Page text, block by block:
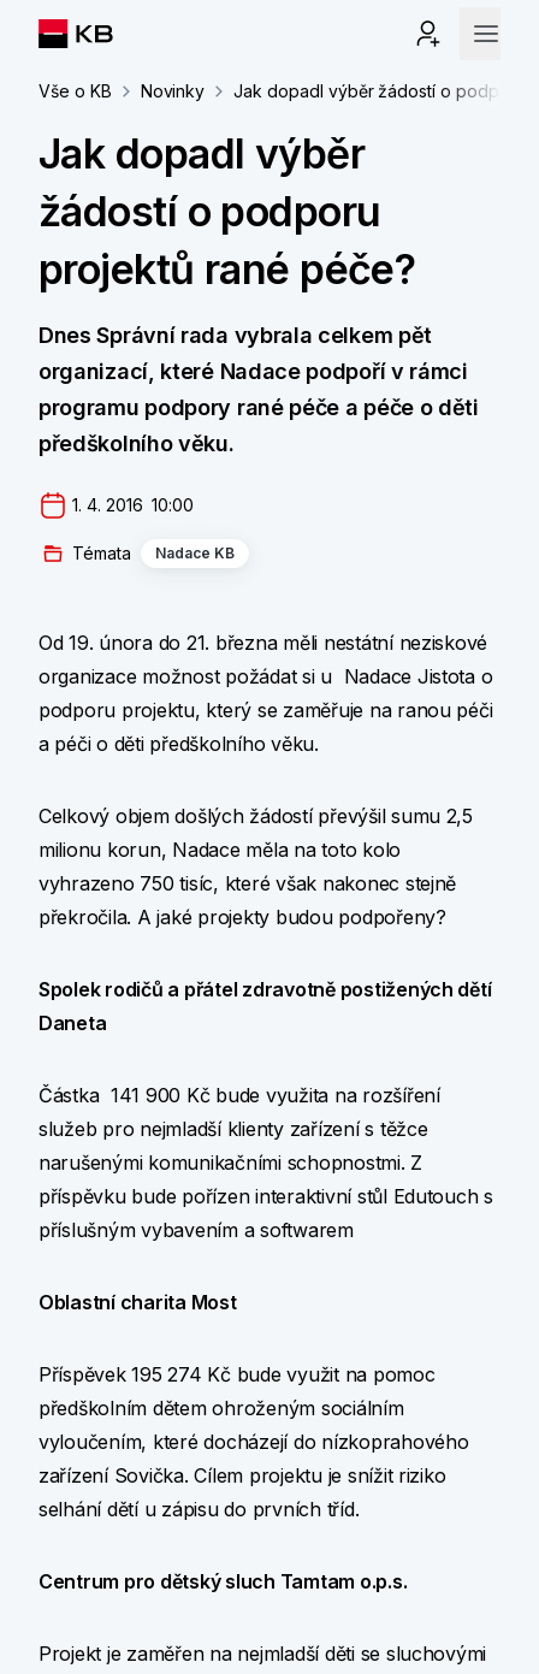
Vše o KB Novinky Jak dopadl výběr žádostí o podporu
Jak dopadl výběr
žádostí o podporu
projektů rané péče?
Dnes Správní rada vybrala celkem pět
organizací, které Nadace podpoří v rámci
programu podpory rané péče a péče o děti
předškolního věku.
1. 4. 2016  10:00
Témata Nadace KB
Od 19. února do 21. března měli nestátní neziskové
organizace možnost požádat si u Nadace Jistota o
podporu projektu, který se zaměřuje na ranou péči
a péči o děti předškolního věku.
Celkový objem došlých žádostí převýšil sumu 2,5
milionu korun, Nadace měla na toto kolo
vyhrazeno 750 tisíc, které však nakonec stejně
překročila. A jaké projekty budou podpořeny?
Spolek rodičů a přátel zdravotně postižených dětí
Daneta
Částka 141 900 Kč bude využita na rozšíření
služeb pro nejmladší klienty zařízení s těžce
narušenými komunikačními schopnostmi. Z
příspěvku bude pořízen interaktivní stůl Edutouch s
příslušným vybavením a softwarem
Oblastní charita Most
Příspěvek 195 274 Kč bude využit na pomoc
předškolním dětem ohroženým sociálním
vyloučením, které docházejí do nízkoprahového
zařízení Sovička. Cílem projektu je snížit riziko
selhání dětí u zápisu do prvních tříd.
Centrum pro dětský sluch Tamtam o.p.s.
Projekt je zaměřen na nejmladší děti se sluchovými